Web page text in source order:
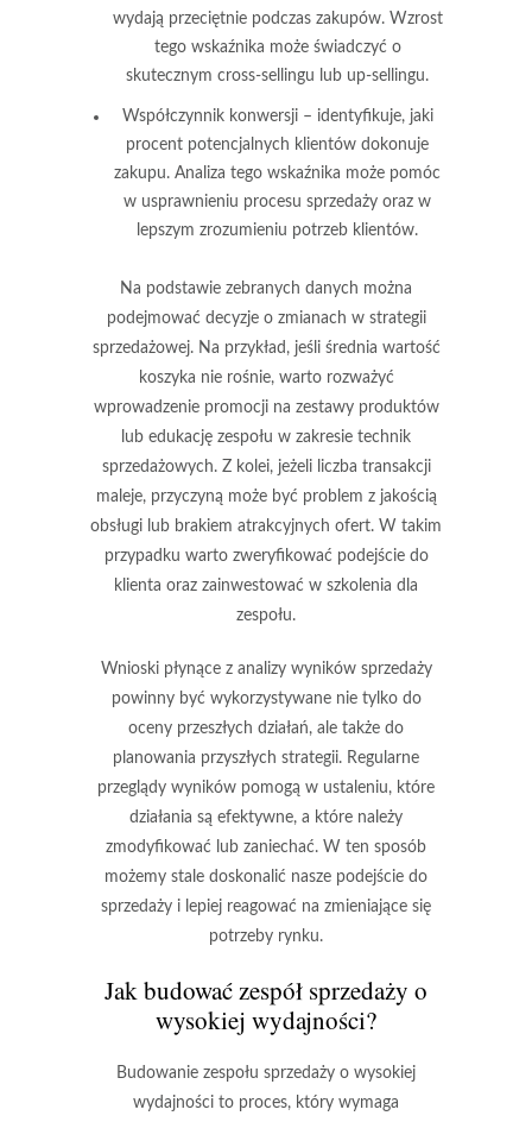
wydają przeciętnie podczas zakupów. Wzrost
tego wskaźnika może świadczyć o
skutecznym cross-sellingu lub up-sellingu.
Współczynnik konwersji– identyfikuje, jaki
procent potencjalnych klientów dokonuje
zakupu. Analiza tego wskaźnika może pomóc
w usprawnieniu procesu sprzedaży oraz w
lepszym zrozumieniu potrzeb klientów.
Na podstawie zebranych danych można
podejmować decyzje o zmianach w strategii
sprzedażowej. Na przykład, jeśli średnia wartość
koszyka nie rośnie, warto rozważyć
wprowadzenie promocji na zestawy produktów
lub edukację zespołu w zakresie technik
sprzedażowych. Z kolei, jeżeli liczba transakcji
maleje, przyczyną może być problem z jakością
obsługi lub brakiem atrakcyjnych ofert. W takim
przypadku warto zweryfikować podejście do
klienta oraz zainwestować w szkolenia dla
zespołu.
Wnioski płynące z analizy wyników sprzedaży
powinny być wykorzystywane nie tylko do
oceny przeszłych działań, ale także do
planowania przyszłych strategii. Regularne
przeglądy wyników pomogą w ustaleniu, które
działania są efektywne, a które należy
zmodyfikować lub zaniechać. W ten sposób
możemy stale doskonalić nasze podejście do
sprzedaży i lepiej reagować na zmieniające się
potrzeby rynku.
Jak budować zespół sprzedaży o
wysokiej wydajności?
Budowanie zespołu sprzedaży o wysokiej
wydajności to proces, który wymaga